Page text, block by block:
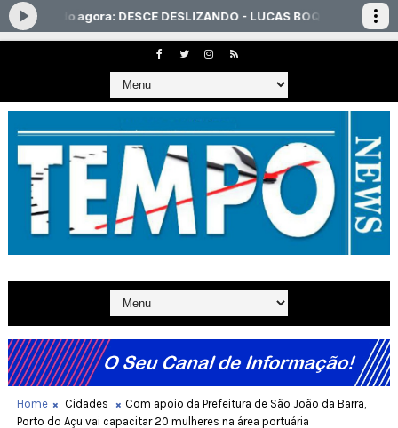
Home Cidades
Com apoio da Prefeitura de São João da Barra,
Porto do Açu vai capacitar 20 mulheres na área portuária